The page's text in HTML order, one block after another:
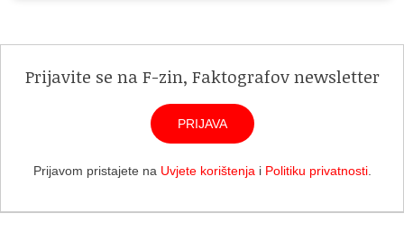
Prijavite se na F-zin, Faktografov newsletter
PRIJAVA
Prijavom pristajete na Uvjete korištenja i Politiku privatnosti.